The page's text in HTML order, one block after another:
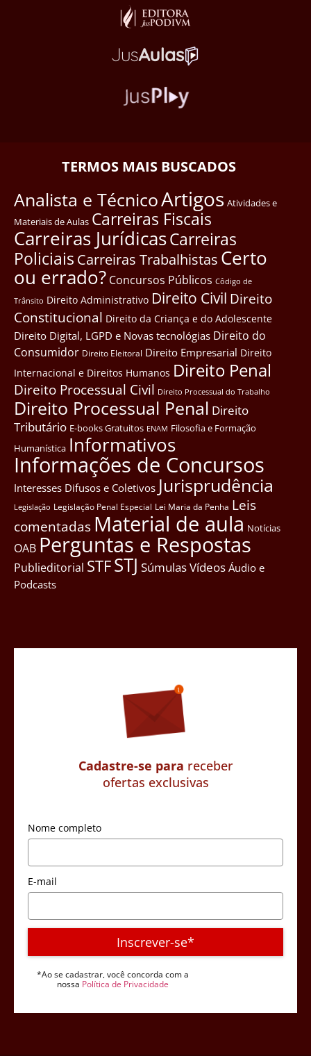
TERMOS MAIS BUSCADOS
Analista e TécnicoArtigos Atividades e
Materiais de Aulas Carreiras Fiscais
Carreiras JurídicasCarreiras
Policiais Carreiras Trabalhistas Certo
ou errado? Concursos Públicos Côdigo de
Trânsito Direito Administrativo Direito Civil Direito
Constitucional Direito da Criança e do Adolescente
Direito Digital, LGPD e Novas tecnológias Direito do
Consumidor Direito Eleitoral Direito Empresarial Direito
Internacional e Direitos Humanos Direito Penal
Direito Processual Civil Direito Processual do Trabalho
Direito Processual Penal Direito
Tributário E-books Gratuitos ENAM Filosofia e Formação
Humanística Informativos
Informações de Concursos
Interesses Difusos e Coletivos Jurisprudência
Legislação Legislação Penal Especial Lei Maria da Penha Leis
comentadas Material de aula Notícias
OAB Perguntas e Respostas
Publieditorial STFSTJ SúmulasVídeos Áudio e
Podcasts
Cadastre-se para receber
ofertas exclusivas
Nome completo
E-mail
Inscrever-se*
*Ao se cadastrar, você concorda com a
nossa Política de Privacidade